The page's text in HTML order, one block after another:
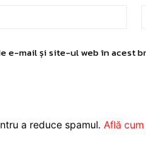
e-mail și site-ul web în acest
a reduce spamul. Află